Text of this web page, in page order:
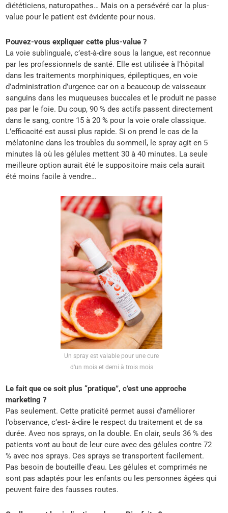
diététiciens, naturopathes… Mais on a persévéré car la plus-
value pour le patient est évidente pour nous.
Pouvez-vous expliquer cette plus-value ?
La voie sublinguale, c’est-à-dire sous la langue, est reconnue
par les professionnels de santé. Elle est utilisée à l’hôpital
dans les traitements morphiniques, épileptiques, en voie
d’administration d’urgence car on a beaucoup de vaisseaux
sanguins dans les muqueuses buccales et le produit ne passe
pas par le foie. Du coup, 90 % des actifs passent directement
dans le sang, contre 15 à 20 % pour la voie orale classique.
L’efficacité est aussi plus rapide. Si on prend le cas de la
mélatonine dans les troubles du sommeil, le spray agit en 5
minutes là où les gélules mettent 30 à 40 minutes. La seule
meilleure option aurait été le suppositoire mais cela aurait
été moins facile à vendre…
Un spray est valable pour une cure
d’un mois et demi à trois mois
Le fait que ce soit plus “pratique”, c’est une approche
marketing ?
Pas seulement. Cette praticité permet aussi d’améliorer
l’observance, c’est- à-dire le respect du traitement et de sa
durée. Avec nos sprays, on la double. En clair, seuls 36 % des
patients vont au bout de leur cure avec des gélules contre 72
% avec nos sprays. Ces sprays se transportent facilement.
Pas besoin de bouteille d’eau. Les gélules et comprimés ne
sont pas adaptés pour les enfants ou les personnes âgées qui
peuvent faire des fausses routes.